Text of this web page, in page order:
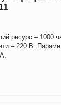
ресурс – 1000
– 220 В.